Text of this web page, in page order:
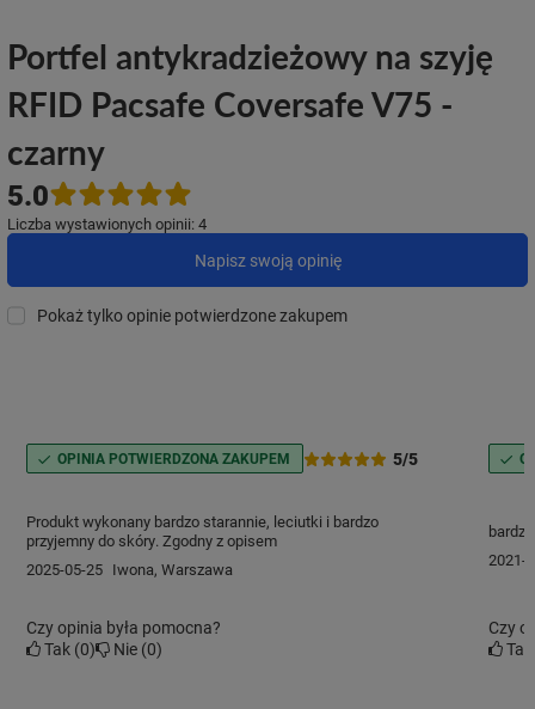
Portfel antykradzieżowy na szyję
RFID Pacsafe Coversafe V75 -
czarny
5.0
Liczba wystawionych opinii: 4
Napisz swoją opinię
Pokaż tylko opinie potwierdzone zakupem
5/5
OPINIA POTWIERDZONA ZAKUPEM
Produkt wykonany bardzo starannie, leciutki i bardzo
przyjemny do skóry. Zgodny z opisem
2025-05-25 Iwona, Warszawa
Czy opinia była pomocna?
Tak 0 Nie 0
2021-
Czy
Tak